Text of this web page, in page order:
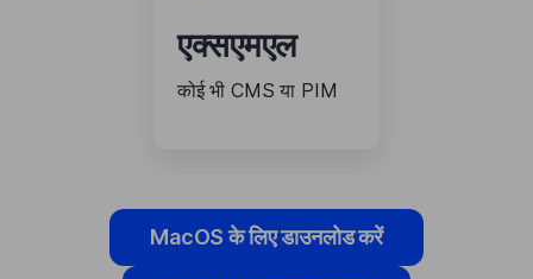
एक्सएमएल
कोई भी CMS या PIM
MacOS के लिए डाउनलोड करें